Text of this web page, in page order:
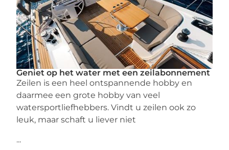
Geniet op het water met een zeilabonnement
Zeilen is een heel ontspannende hobby en
daarmee een grote hobby van veel
watersportliefhebbers. Vindt u zeilen ook zo
leuk, maar schaft u liever niet
...